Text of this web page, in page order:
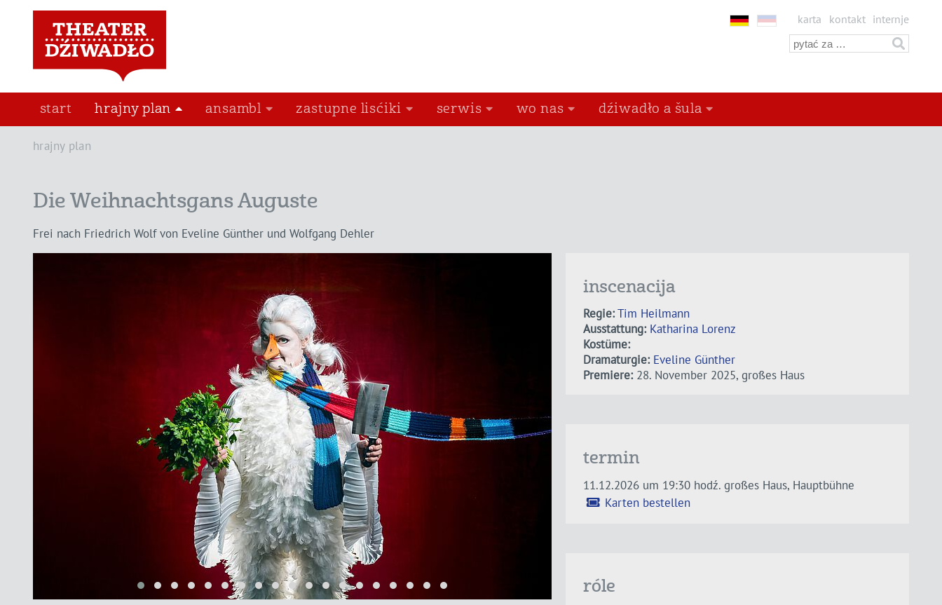
karta kontakt internje
start hrajny plan ansambl zastupne lisćiki serwis wo nas dźiwadło a šula
hrajny plan
Die Weihnachtsgans Auguste
Frei nach Friedrich Wolf von Eveline Günther und Wolfgang Dehler
inscenacija
Regie:Tim Heilmann
Ausstattung: Katharina Lorenz
Kostüme:
Dramaturgie: Eveline Günther
Premiere:28. November 2025, großes Haus
termin
11.12.2026 um 19:30 hodź.großes Haus, Hauptbühne
Karten bestellen
róle